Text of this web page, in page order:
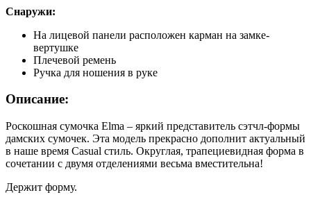
Снаружи:
На лицевой панели расположен карман на замке-
вертушке
Плечевой ремень
Ручка для ношения в руке
Описание:
Роскошная сумочка Elma – яркий представитель сэтчл-формы
дамских сумочек. Эта модель прекрасно дополнит актуальный
в наше время Casual стиль. Округлая, трапециевидная форма в
сочетании с двумя отделениями весьма вместительна!
Держит форму.